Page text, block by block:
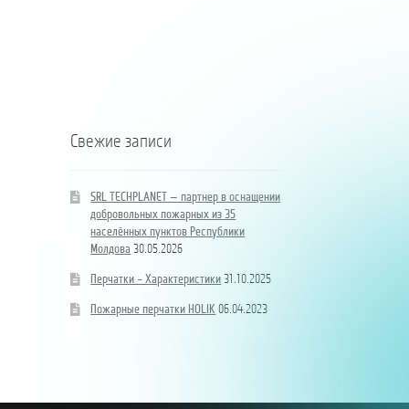
Свежие записи
SRL TECHPLANET — партнер в оснащении
добровольных пожарных из 35
населённых пунктов Республики
Молдова 30.05.2026
Перчатки – Характеристики 31.10.2025
Пожарные перчатки HOLIK 06.04.2023